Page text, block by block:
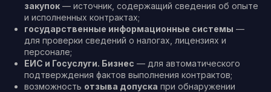
закупок — источник, содержащий сведения об опыте
и исполненных контрактах;
государственные информационные системы —
для проверки сведений о налогах, лицензиях и
персонале;
ЕИС и Госуслуги. Бизнес — для автоматического
подтверждения фактов выполнения контрактов;
возможность отзыва допуска при обнаружении